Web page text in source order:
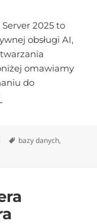
2025 to
obsługi AI,
omawiamy
do
SQL Server
Tagi
bazy danych,